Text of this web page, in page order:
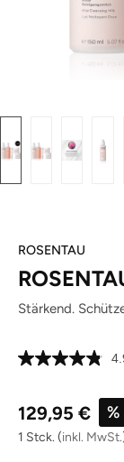
ROSENTAU
Stärkend.
Verkaufspreis:
129,95 € %
1 Stck. (inkl. MwSt.